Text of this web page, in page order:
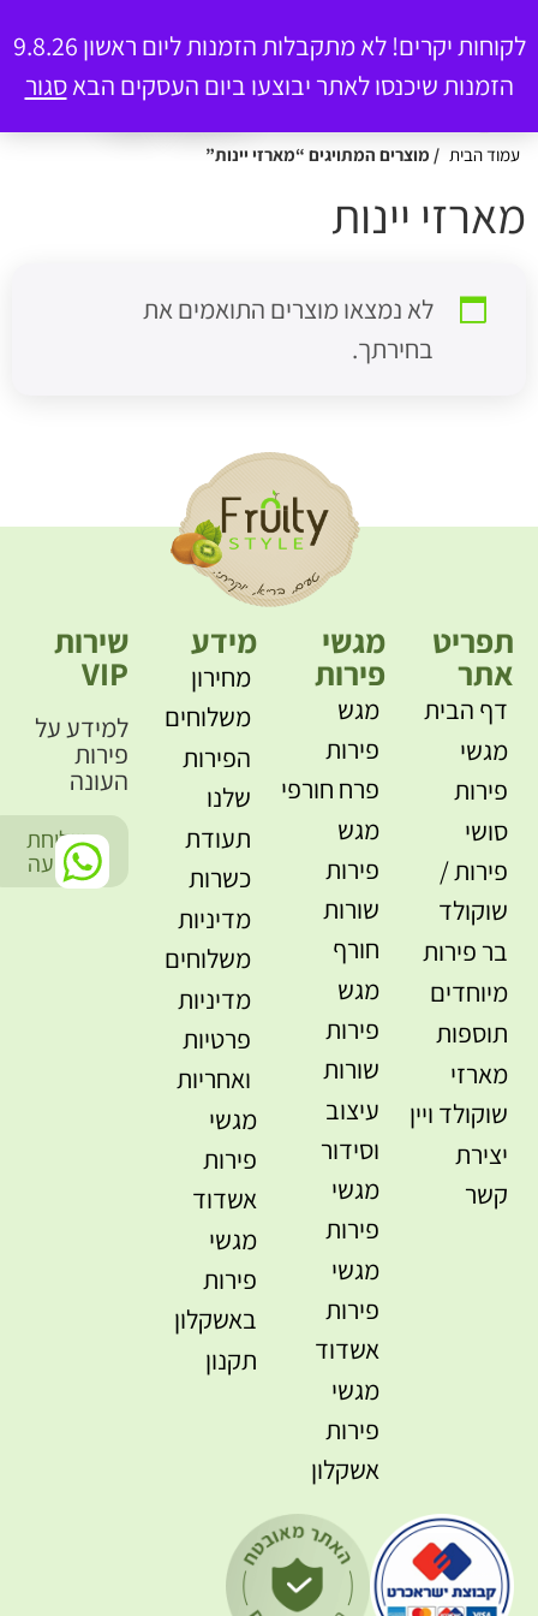
לקוחות יקרים! לא מתקבלות הזמנות ליום ראשון 9.8.26
הזמנות שיכנסו לאתר יבוצעו ביום העסקים הבאסגור 0
עמוד הבית / מוצרים המתויגים “מארזי יינות”
יינות
לא נמצאו מוצרים התואמים את
בחירתך.
תפריט
אתר
דף הבית
מגשי
פירות
סושי
פירות /
שוקולד
בר פירות
מיוחדים
תוספות
מארזי
שוקולד ויין
יצירת
קשר
מגשי
פירות
מגש
פירות
פרח חורפי
מגש
פירות
שורות
חורף
מגש
פירות
שורות
עיצוב
וסידור
מגשי
פירות
מגשי
פירות
אשדוד
מגשי
פירות
אשקלון
מידע
מחירון
משלוחים
הפירות
שלנו
תעודת
כשרות
מדיניות
משלוחים
מדיניות
פרטיות
ואחריות
מגשי
פירות
אשדוד
מגשי
פירות
באשקלון
תקנון
שירות
VIP
למידע על
פירות
העונה
שליחת
הודעה